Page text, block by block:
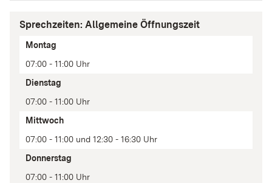
Sprechzeiten: Allgemeine Öffnungszeit
Tag
Zeit(en)
Anmerkung
Montag
07:00 - 11:00 Uhr
Dienstag
07:00 - 11:00 Uhr
Mittwoch
07:00 - 11:00 und 12:30 - 16:30 Uhr
Donnerstag
07:00 - 11:00 Uhr